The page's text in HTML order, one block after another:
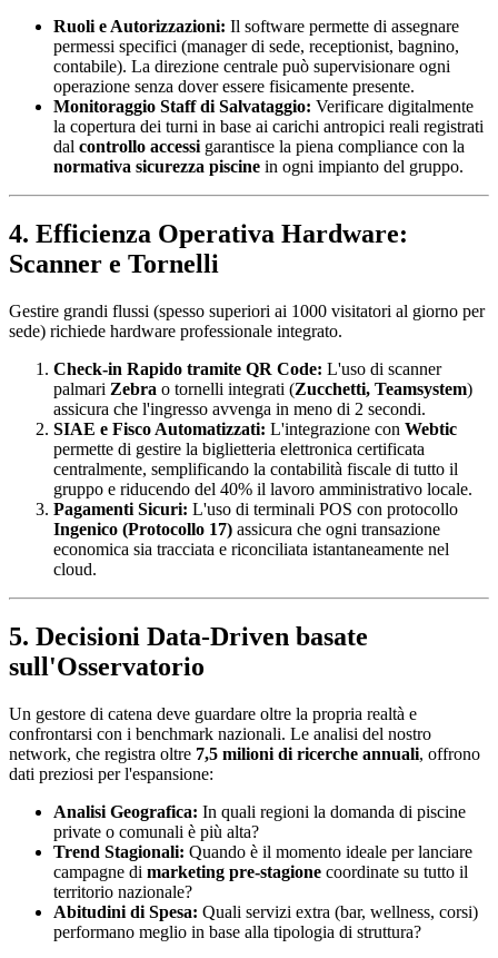
Ruoli e Autorizzazioni: Il software permette di assegnare
permessi specifici (manager di sede, receptionist, bagnino,
contabile). La direzione centrale può supervisionare ogni
operazione senza dover essere fisicamente presente.
Monitoraggio Staff di Salvataggio: Verificare digitalmente
la copertura dei turni in base ai carichi antropici reali registrati
dal controllo accessi garantisce la piena compliance con la
normativa sicurezza piscine in ogni impianto del gruppo.
4. Efficienza Operativa Hardware:
Scanner e Tornelli
Gestire grandi flussi (spesso superiori ai 1000 visitatori al giorno per
sede) richiede hardware professionale integrato.
Check-in Rapido tramite QR Code: L'uso di scanner
palmari Zebra o tornelli integrati (Zucchetti, Teamsystem)
assicura che l'ingresso avvenga in meno di 2 secondi.
SIAE e Fisco Automatizzati: L'integrazione con Webtic
permette di gestire la biglietteria elettronica certificata
centralmente, semplificando la contabilità fiscale di tutto il
gruppo e riducendo del 40% il lavoro amministrativo locale.
Pagamenti Sicuri: L'uso di terminali POS con protocollo
Ingenico (Protocollo 17) assicura che ogni transazione
economica sia tracciata e riconciliata istantaneamente nel
cloud.
5. Decisioni Data-Driven basate
sull'Osservatorio
Un gestore di catena deve guardare oltre la propria realtà e
confrontarsi con i benchmark nazionali. Le analisi del nostro
network, che registra oltre 7,5 milioni di ricerche annuali, offrono
dati preziosi per l'espansione:
Analisi Geografica: In quali regioni la domanda di piscine
private o comunali è più alta?
Trend Stagionali: Quando è il momento ideale per lanciare
campagne di marketing pre-stagione coordinate su tutto il
territorio nazionale?
Abitudini di Spesa: Quali servizi extra (bar, wellness, corsi)
performano meglio in base alla tipologia di struttura?